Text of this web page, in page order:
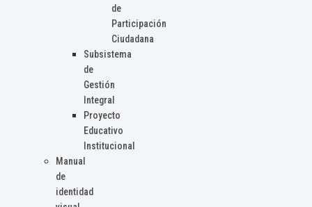
de
Participación
Ciudadana
Subsistema
de
Gestión
Integral
Proyecto
Educativo
Institucional
Manual
de
identidad